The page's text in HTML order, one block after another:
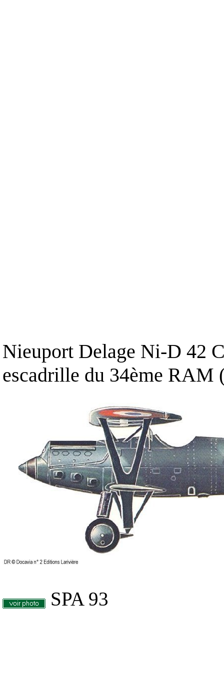
Nieuport Delage Ni-D 42
escadrille du 34ème RAM
SPA 93